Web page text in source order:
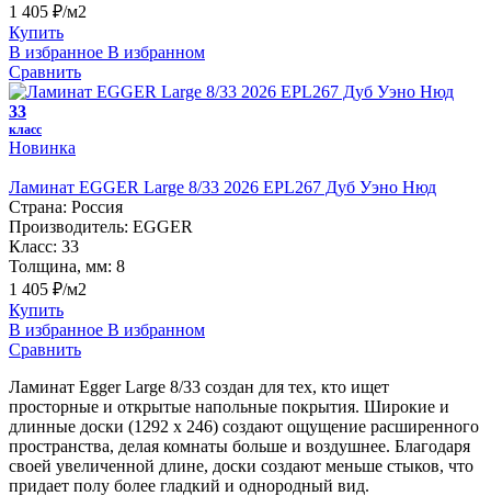
1 405 ₽/м2
Купить
В избранное В избранном
Сравнить
33
класс
Новинка
Ламинат EGGER Large 8/33 2026 EPL267 Дуб Уэно Нюд
Страна: Россия
Производитель: EGGER
Класс: 33
Толщина, мм: 8
1 405 ₽/м2
Купить
В избранное В избранном
Сравнить
Ламинат Egger Large 8/33 создан для тех, кто ищет
просторные и открытые напольные покрытия. Широкие и
длинные доски (1292 x 246) создают ощущение расширенного
пространства, делая комнаты больше и воздушнее. Благодаря
своей увеличенной длине, доски создают меньше стыков, что
придает полу более гладкий и однородный вид.